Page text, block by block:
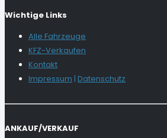
Wichtige Links
Alle Fahrzeuge
KFZ-Verkaufen
Kontakt
Impressum | Datenschutz
ANKAUF/VERKAUF